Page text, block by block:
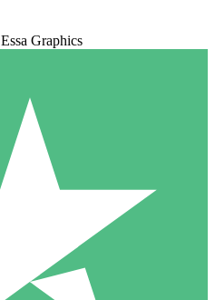
Essa Graphics